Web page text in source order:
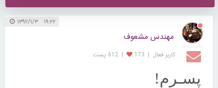
۱۹:۲۲ ۱۳۹۲/۱/۳
مهندس مشعوف
کاربر فعال |
173
| 612 پست
پسـرم!